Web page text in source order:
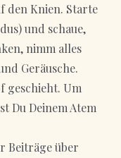
den Knien. Starte
und schaue,
nimm alles
Geräusche.
geschieht. Um
Du Deinem Atem
Beiträge über